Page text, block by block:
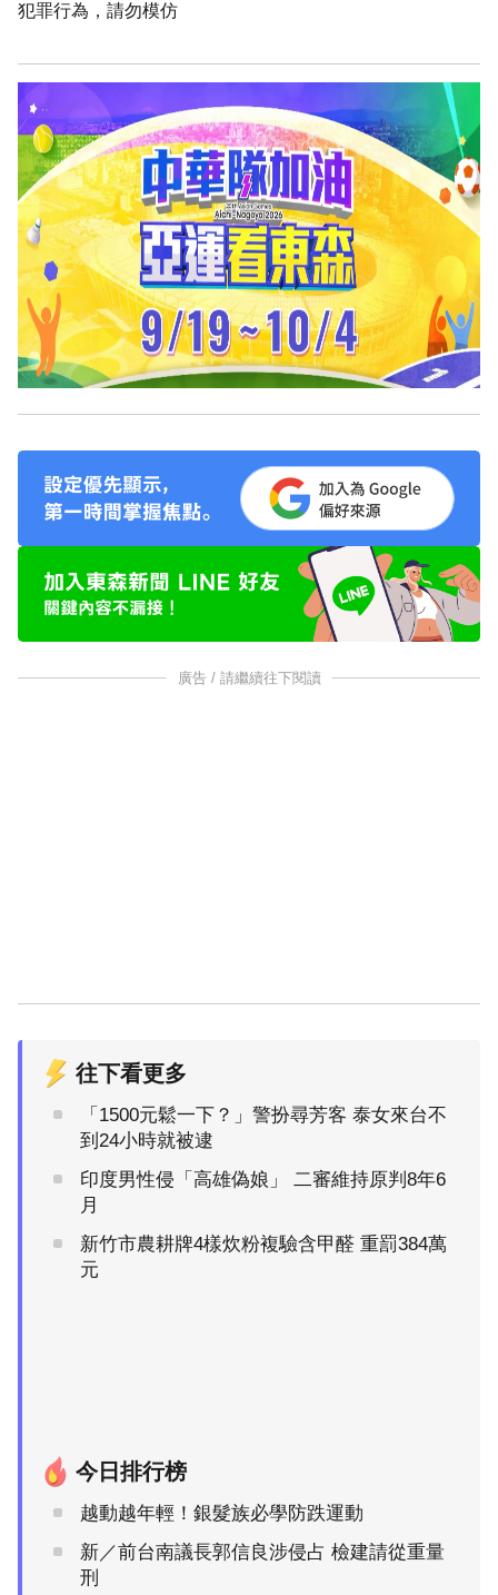
犯罪行為，請勿模仿
廣告 / 請繼續往下閱讀
往下看更多
「1500元鬆一下？」警扮尋芳客 泰女來台不
到24小時就被逮
印度男性侵「高雄偽娘」 二審維持原判8年6
月
新竹市農耕牌4樣炊粉複驗含甲醛 重罰384萬
元
今日排行榜
越動越年輕！銀髮族必學防跌運動
新／前台南議長郭信良涉侵占 檢建請從重量
刑